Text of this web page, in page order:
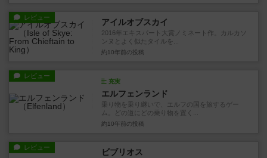
レビュー アイルオブスカイ
2016年エキスパート大賞ノミネート作。カルカソ
ンヌとよく似たタイルを...
約10年前 の投稿
レビュー
充実
エルフェンランド
乗り物を乗り継いで、エルフの国を旅するゲー
ム。どの道にどの乗り物を置く...
約10年前 の投稿
レビュー ビブリオス